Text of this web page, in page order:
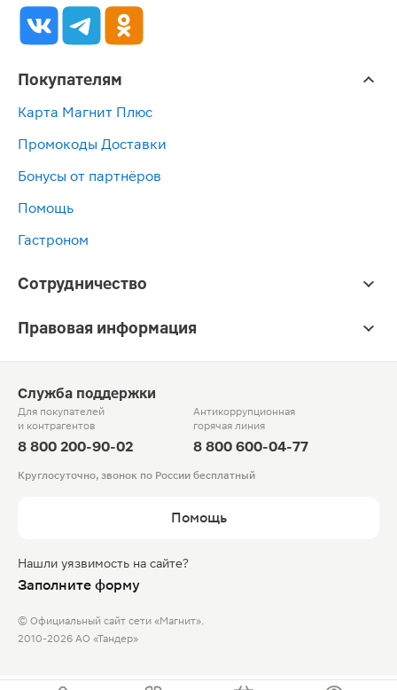
Покупателям
Карта Магнит Плюс
Промокоды Доставки
Бонусы от партнёров
Помощь
Гастроном
Сотрудничество
Правовая информация
Служба поддержки
Для покупателей
и контрагентов
8 800 200-90-02
Антикоррупционная
горячая линия
8 800 600-04-77
Круглосуточно, звонок по России бесплатный
Помощь
Нашли уязвимость на сайте?
Заполните форму
© Официальный сайт сети «Магнит».
2010-2026 АО «Тандер»